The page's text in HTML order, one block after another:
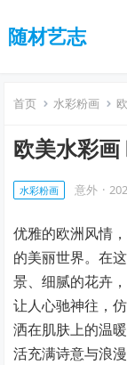
随材艺志
首页 水彩粉画
欧美水彩
水彩粉画 意外 ·
优雅的欧洲风情
的美丽世界。在
景、细腻的花卉
让人心驰神往，
洒在肌肤上的温
活充满诗意与浪